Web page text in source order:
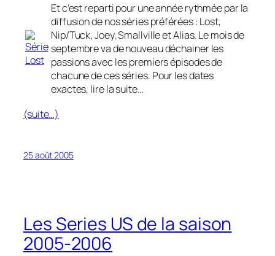
Et c’est reparti pour une année rythmée par la
diffusion de nos séries préférées : Lost,
Nip/Tuck, Joey, Smallville et Alias. Le mois de
septembre va de nouveau déchainer les
passions avec les premiers épisodes de
chacune de ces séries. Pour les dates
exactes, lire la suite…
(suite…)
25 août 2005
Les Series US de la saison
2005-2006